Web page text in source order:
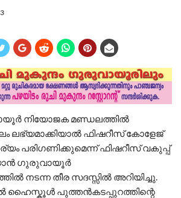
നിയോജക മണ്ഡലത്തിൽ
ലഭ്യമാക്കിയാൽ ഫിഷറീസ് കോളേജ്
പരിഗണിക്കുമെന്ന് ഫിഷറീസ് വകുപ്പ്
ഗുരുവായൂർ
നടന്ന തീര സദസ്സിൽ അറിയിച്ചു.
ഹൈസ്കൂൾ പുത്തൻകടപ്പുറത്തിന്റെ